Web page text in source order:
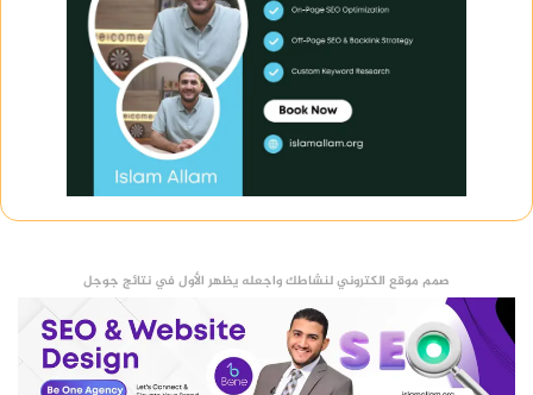
صمم موقع الكتروني لنشاطك واجعله يظهر الأول في نتائج جوجل